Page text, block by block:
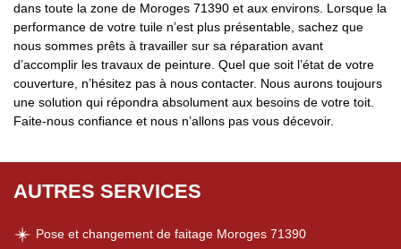
dans toute la zone de Moroges 71390 et aux environs. Lorsque la
performance de votre tuile n’est plus présentable, sachez que
nous sommes prêts à travailler sur sa réparation avant
d’accomplir les travaux de peinture. Quel que soit l’état de votre
couverture, n’hésitez pas à nous contacter. Nous aurons toujours
une solution qui répondra absolument aux besoins de votre toit.
Faite-nous confiance et nous n’allons pas vous décevoir.
AUTRES SERVICES
Pose et changement de faitage Moroges 71390